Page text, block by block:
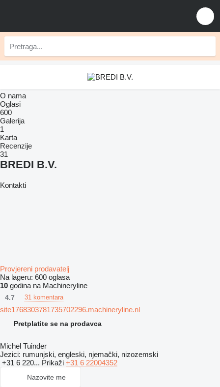
O nama
Oglasi
600
Galerija
1
Karta
Recenzije
31
BREDI B.V.
Kontakti
Provjereni prodavatelj
Na lageru: 600 oglasa
10 godina na Machineryline
4.7 31 komentara
site1768303781735702296.machineryline.nl
Pretplatite se na prodavca
Michel Tuinder
Jezici: rumunjski, engleski, njemački, nizozemski
+31 6 220... Prikaži +31 6 22004352
Nazovite me